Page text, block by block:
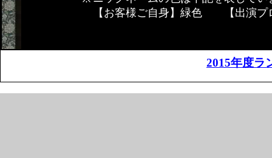
【お客様ご自身】緑色 【出演
2015年度ラ